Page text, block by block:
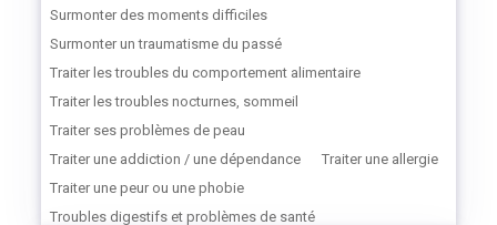
Surmonter des moments difficiles
Surmonter un traumatisme du passé
Traiter les troubles du comportement alimentaire
Traiter les troubles nocturnes, sommeil
Traiter ses problèmes de peau
Traiter une addiction / une dépendance
Traiter une allergie
Traiter une peur ou une phobie
Troubles digestifs et problèmes de santé